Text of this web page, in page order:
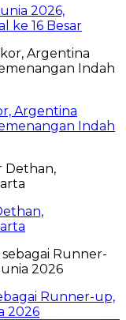
2026,
ke 16 Besar
Argentina
Indah
Runner-up,
2026